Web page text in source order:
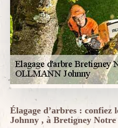
Élagage d’arbres :
Johnny , à Bretigney Notre